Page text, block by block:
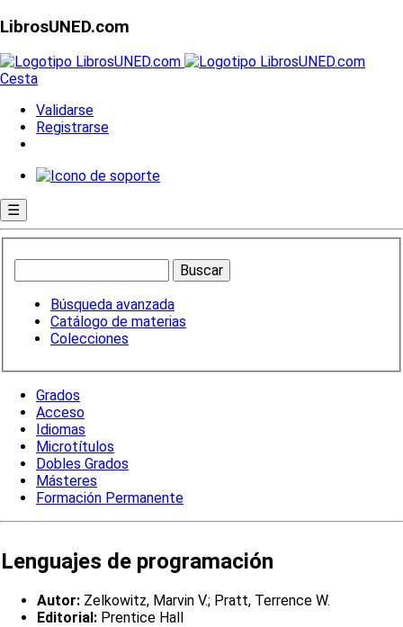
LibrosUNED.com
Cesta
Validarse
Registrarse
☰
Búsqueda avanzada
Catálogo de materias
Colecciones
Grados
Acceso
Idiomas
Microtítulos
Dobles Grados
Másteres
Formación Permanente
Lenguajes de programación
Autor: Zelkowitz, Marvin V.; Pratt, Terrence W.
Editorial: Prentice Hall